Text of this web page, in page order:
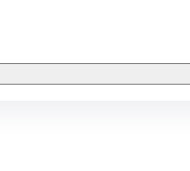
ЕЛЕКТРОННІ КНИГИ